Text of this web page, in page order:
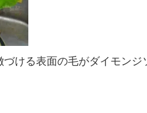
ける表面の毛がダイモン